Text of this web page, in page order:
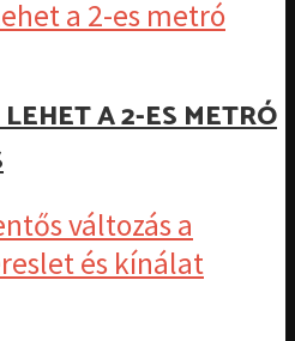
A 2-ES METRÓ